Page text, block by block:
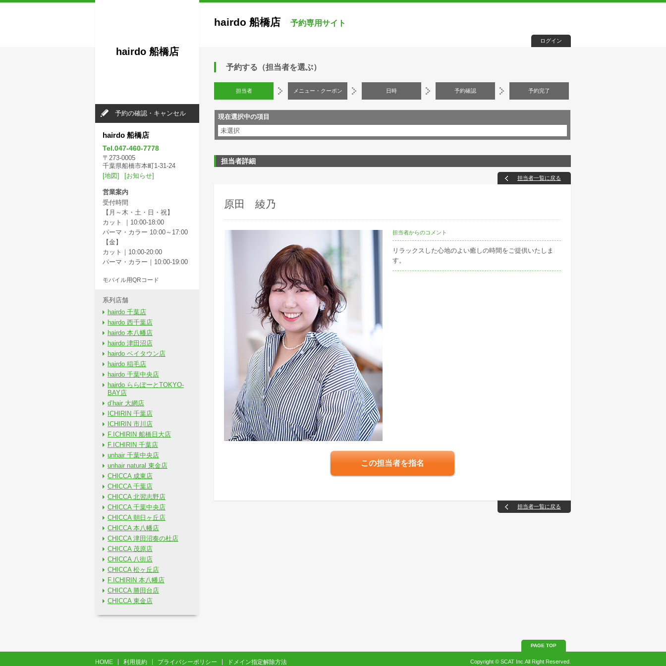
hairdo 船橋店 予約専用サイト
ログイン
予約する（担当者を選ぶ）
担当者 メニュー・クーポン 日時 予約確認 予約完了
現在選択中の項目
未選択
担当者詳細
担当者一覧に戻る
原田 綾乃
担当者からのコメント
リラックスした心地のよい癒しの時間をご提供いたしま
す。
この担当者を指名
担当者一覧に戻る
hairdo 船橋店
予約の確認・キャンセル
hairdo 船橋店
Tel.047-460-7778
〒273-0005
千葉県船橋市本町1-31-24
[地図]
[お知らせ]
営業案内
受付時間
【月～木・土・日・祝】
カット ｜10:00-18:00
パーマ・カラー 10:00～17:00
【金】
カット｜10:00-20:00
パーマ・カラー｜10:00-19:00
モバイル用QRコード
系列店舗
hairdo 千葉店
hairdo 西千葉店
hairdo 本八幡店
hairdo 津田沼店
hairdo ベイタウン店
hairdo 稲毛店
hairdo 千葉中央店
hairdo ららぽーとTOKYO-
BAY店
d’hair 大網店
ICHIRIN 千葉店
ICHIRIN 市川店
F.ICHIRIN 船橋日大店
F.ICHIRIN 千葉店
unhair 千葉中央店
unhair natural 東金店
CHICCA 成東店
CHICCA 千葉店
CHICCA 北習志野店
CHICCA 千葉中央店
CHICCA 朝日ヶ丘店
CHICCA 本八幡店
CHICCA 津田沼奏の杜店
CHICCA 茂原店
CHICCA 八街店
CHICCA 松ヶ丘店
F.ICHIRIN 本八幡店
CHICCA 勝田台店
CHICCA 東金店
PAGE TOP
HOME 利用規約 プライバシーポリシー ドメイン指定解除方法 Copyright © SCAT Inc.All Right Reserved.